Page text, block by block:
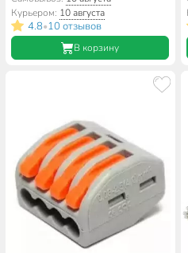
Курьером: 10 августа
4.8•10 отзывов
В корзину